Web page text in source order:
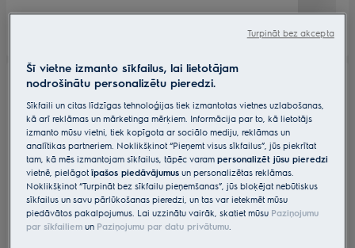
Šī vietne izmanto sīkfailus, lai lietotājam
nodrošinātu personalizētu pieredzi.
Sīkfaili un citas līdzīgas tehnoloģijas tiek izmantotas vietnes uzlabošanas,
kā arī reklāmas un mārketinga mērķiem. Informācija par to, kā lietotājs
izmanto mūsu vietni, tiek kopīgota ar sociālo mediju, reklāmas un
analītikas partneriem. Noklikšķinot “Pieņemt visus sīkfailus”, jūs piekrītat
tam, kā mēs izmantojam sīkfailus, tāpēc varampersonalizēt jūsu pieredzi
vietnē, pielāgotīpašos piedāvājumus un personalizētas reklāmas.
Noklikšķinot “Turpināt bez sīkfailu pieņemšanas”, jūs bloķējat nebūtiskus
sīkfailus un savu pārlūkošanas pieredzi, un tas var ietekmēt mūsu
piedāvātos pakalpojumus. Lai uzzinātu vairāk, skatiet mūsu Paziņojumu
par sīkfailiem un Paziņojumu par datu privātumu.
Turpināt bez akcepta